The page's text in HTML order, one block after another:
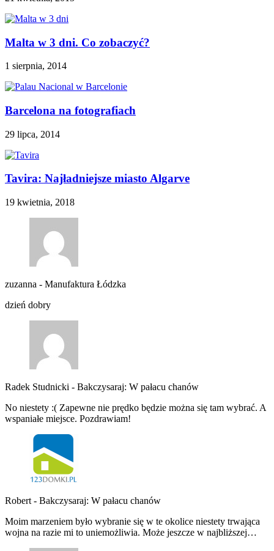
Malta w 3 dni. Co zobaczyć?
1 sierpnia, 2014
Barcelona na fotografiach
29 lipca, 2014
Tavira: Najładniejsze miasto Algarve
19 kwietnia, 2018
zuzanna - Manufaktura Łódzka
dzień dobry
Radek Studnicki - Bakczysaraj: W pałacu chanów
No niestety :( Zapewne nie prędko będzie można się tam wybrać. A
wspaniałe miejsce. Pozdrawiam!
Robert - Bakczysaraj: W pałacu chanów
Moim marzeniem było wybranie się w te okolice niestety trwająca
wojna na razie mi to uniemożliwia. Może jeszcze w najbliższej…